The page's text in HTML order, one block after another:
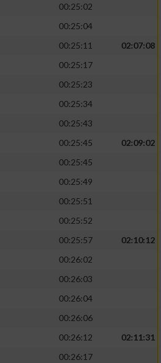
00:25:02
00:25:04
00:25:11
02:07:08
00:25:17
00:25:23
00:25:34
00:25:43
00:25:45
02:09:02
00:25:45
00:25:49
00:25:51
00:25:52
00:25:57
02:10:12
00:26:02
00:26:03
00:26:04
00:26:06
00:26:12
02:11:31
00:26:17